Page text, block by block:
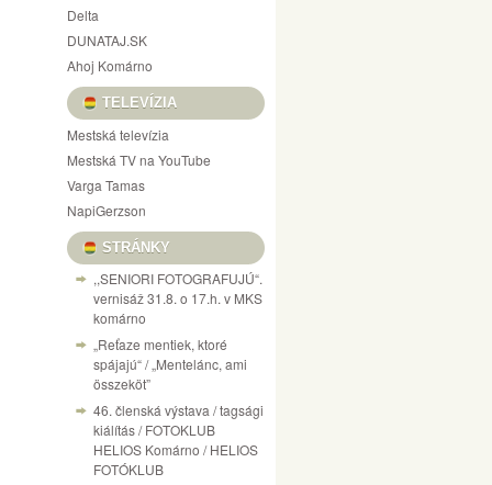
Delta
DUNATAJ.SK
Ahoj Komárno
TELEVÍZIA
Mestská televízia
Mestská TV na YouTube
Varga Tamas
NapiGerzson
STRÁNKY
,,SENIORI FOTOGRAFUJÚ“.
vernisáž 31.8. o 17.h. v MKS
komárno
„Reťaze mentiek, ktoré
spájajú“ / „Mentelánc, ami
összeköt”
46. členská výstava / tagsági
kiálítás / FOTOKLUB
HELIOS Komárno / HELIOS
FOTÓKLUB